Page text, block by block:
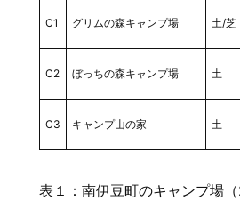
C1 グリムの森キャンプ場 土/芝
C2 ぼっちの森キャンプ場 土
C3 キャンプ山の家 土
表１：南伊豆町のキャンプ場（